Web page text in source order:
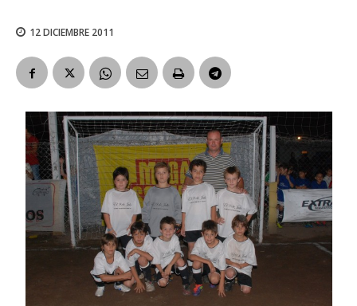
12 DICIEMBRE 2011